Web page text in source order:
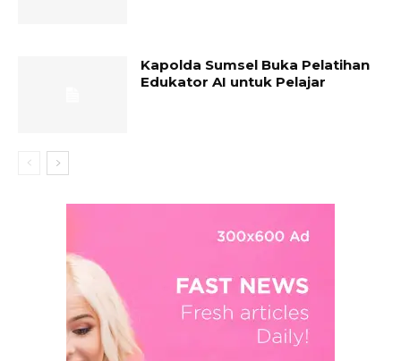
Kapolda Sumsel Buka Pelatihan
Edukator AI untuk Pelajar